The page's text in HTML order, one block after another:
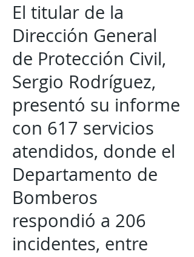
El titular de la
Dirección General
de Protección Civil,
Sergio Rodríguez,
presentó su informe
con 617 servicios
atendidos, donde el
Departamento de
Bomberos
respondió a 206
incidentes, entre